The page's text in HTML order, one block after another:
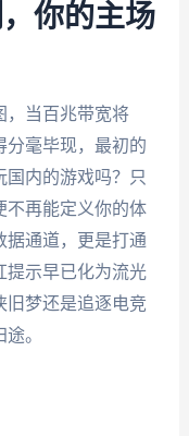
你的主场
，当百兆带宽将
分毫毕现，最初的
国内的游戏吗？只
不再能定义你的体
据通道，更是打通
提示早已化为流光
梦还是追逐电竞
。